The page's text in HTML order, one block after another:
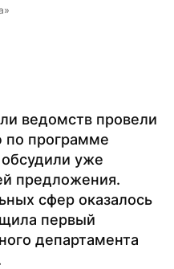
ведомств провели
по программе
уже
предложения.
сфер оказалось
первый
департамента